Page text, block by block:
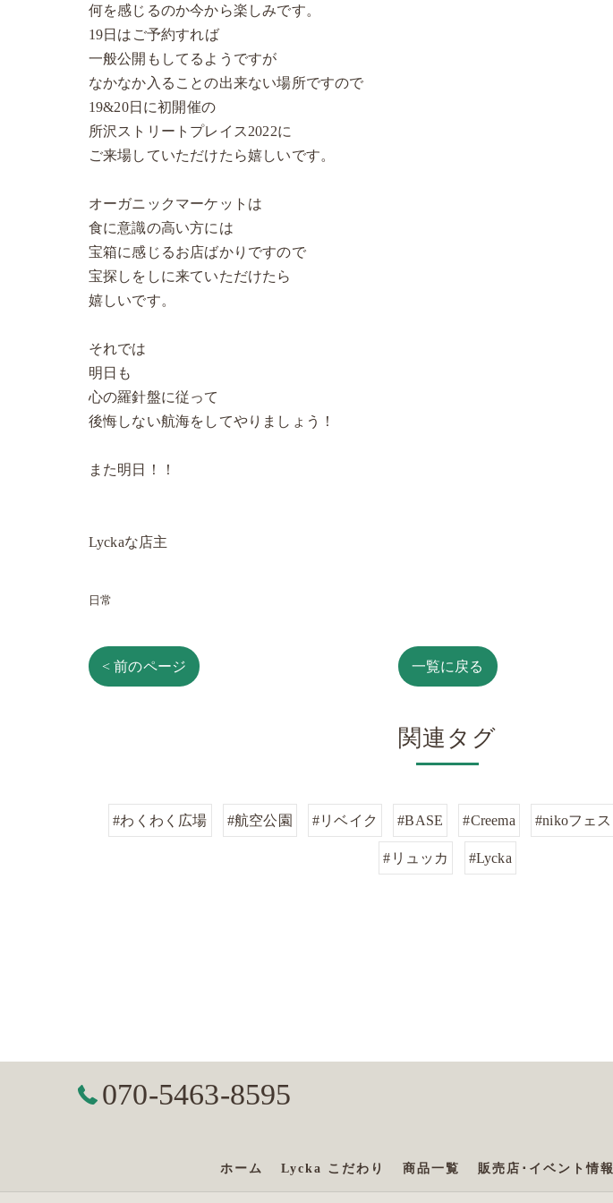
何を感じるのか今から楽しみです。
19日はご予約すれば
一般公開もしてるようですが
なかなか入ることの出来ない場所ですので
19&20日に初開催の
所沢ストリートプレイス2022に
ご来場していただけたら嬉しいです。
オーガニックマーケットは
食に意識の高い方には
宝箱に感じるお店ばかりですので
宝探しをしに来ていただけたら
嬉しいです。
それでは
明日も
心の羅針盤に従って
後悔しない航海をしてやりましょう！
また明日！！
Lyckaな店主
日常
< 前のページ 一覧に戻る
関連タグ
#わくわく広場 #航空公園 #リベイク #BASE #Creema #nikoフェス
#リュッカ #Lycka
070-5463-8595
ホーム Lycka こだわり 商品一覧 販売店･イベント情報